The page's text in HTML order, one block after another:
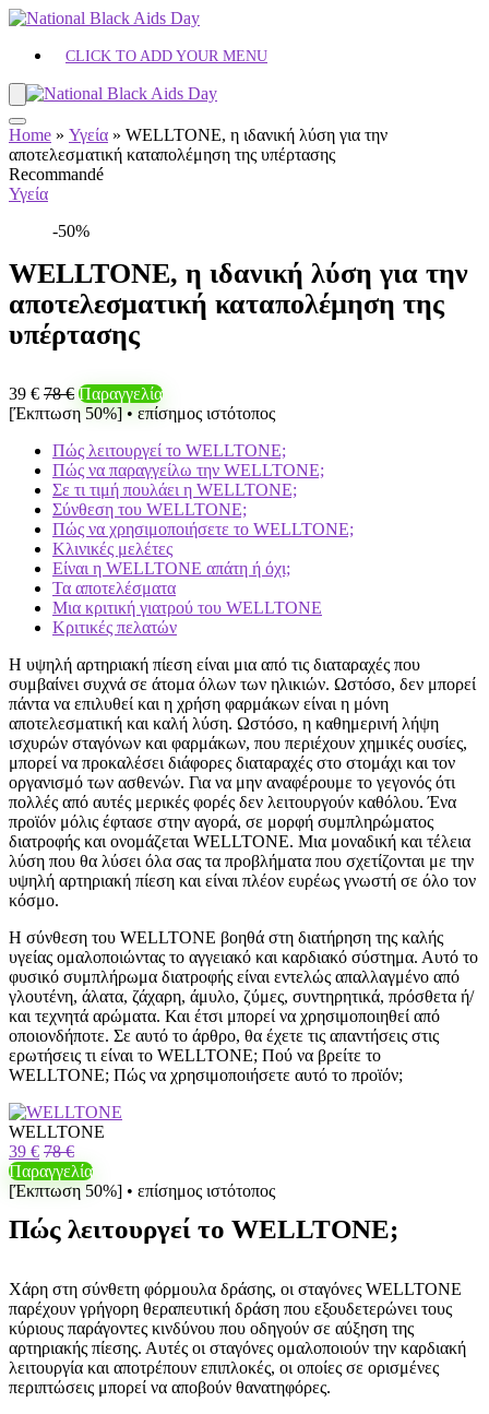
CLICK TO ADD YOUR MENU
Home » Υγεία » WELLTONE, η ιδανική λύση για την
αποτελεσματική καταπολέμηση της υπέρτασης
Recommandé
Υγεία
-50%
WELLTONE, η ιδανική λύση για την
αποτελεσματική καταπολέμηση της
υπέρτασης
39 € 78 € Παραγγελία
[Έκπτωση 50%] • επίσημος ιστότοπος
Πώς λειτουργεί το WELLTONE;
Πώς να παραγγείλω την WELLTONE;
Σε τι τιμή πουλάει η WELLTONE;
Σύνθεση του WELLTONE;
Πώς να χρησιμοποιήσετε το WELLTONE;
Κλινικές μελέτες
Είναι η WELLTONE απάτη ή όχι;
Τα αποτελέσματα
Μια κριτική γιατρού του WELLTONE
Κριτικές πελατών
Η υψηλή αρτηριακή πίεση είναι μια από τις διαταραχές που
συμβαίνει συχνά σε άτομα όλων των ηλικιών. Ωστόσο, δεν μπορεί
πάντα να επιλυθεί και η χρήση φαρμάκων είναι η μόνη
αποτελεσματική και καλή λύση. Ωστόσο, η καθημερινή λήψη
ισχυρών σταγόνων και φαρμάκων, που περιέχουν χημικές ουσίες,
μπορεί να προκαλέσει διάφορες διαταραχές στο στομάχι και τον
οργανισμό των ασθενών. Για να μην αναφέρουμε το γεγονός ότι
πολλές από αυτές μερικές φορές δεν λειτουργούν καθόλου. Ένα
προϊόν μόλις έφτασε στην αγορά, σε μορφή συμπληρώματος
διατροφής και ονομάζεται WELLTONE. Μια μοναδική και τέλεια
λύση που θα λύσει όλα σας τα προβλήματα που σχετίζονται με την
υψηλή αρτηριακή πίεση και είναι πλέον ευρέως γνωστή σε όλο τον
κόσμο.
Η σύνθεση του WELLTONE βοηθά στη διατήρηση της καλής
υγείας ομαλοποιώντας το αγγειακό και καρδιακό σύστημα. Αυτό το
φυσικό συμπλήρωμα διατροφής είναι εντελώς απαλλαγμένο από
γλουτένη, άλατα, ζάχαρη, άμυλο, ζύμες, συντηρητικά, πρόσθετα ή/
και τεχνητά αρώματα. Και έτσι μπορεί να χρησιμοποιηθεί από
οποιονδήποτε. Σε αυτό το άρθρο, θα έχετε τις απαντήσεις στις
ερωτήσεις τι είναι το WELLTONE; Πού να βρείτε το
WELLTONE; Πώς να χρησιμοποιήσετε αυτό το προϊόν;
WELLTONE
39 € 78 €
Παραγγελία
[Έκπτωση 50%] • επίσημος ιστότοπος
Πώς λειτουργεί το WELLTONE;
Χάρη στη σύνθετη φόρμουλα δράσης, οι σταγόνες WELLTONE
παρέχουν γρήγορη θεραπευτική δράση που εξουδετερώνει τους
κύριους παράγοντες κινδύνου που οδηγούν σε αύξηση της
αρτηριακής πίεσης. Αυτές οι σταγόνες ομαλοποιούν την καρδιακή
λειτουργία και αποτρέπουν επιπλοκές, οι οποίες σε ορισμένες
περιπτώσεις μπορεί να αποβούν θανατηφόρες.